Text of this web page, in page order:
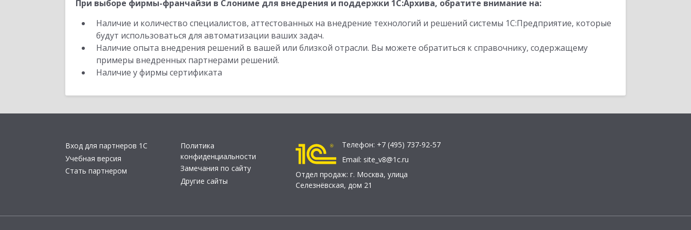
При выборе фирмы-франчайзи в Слониме для внедрения и поддержки 1С:Архива, обратите внимание на:
Наличие и количество специалистов, аттестованных на внедрение технологий и решений системы 1С:Предприятие, которые
будут использоваться для автоматизации ваших задач.
Наличие опыта внедрения решений в вашей или близкой отрасли. Вы можете обратиться к справочнику, содержащему
примеры внедренных партнерами решений.
Наличие у фирмы сертификата
Вход для партнеров 1С
Учебная версия
Стать партнером
Политика
конфиденциальности
Замечания по сайту
Другие сайты
Телефон: +7 (495) 737-92-57
Email: site_v8@1c.ru
Отдел продаж: г. Москва, улица
Селезнёвская, дом 21